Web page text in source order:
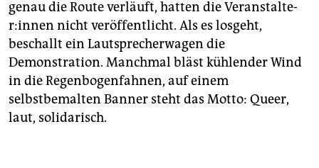
genau die Route verläuft, hatten die Ver­an­stal­te­
r:in­nen nicht veröffentlicht. Als es losgeht,
beschallt ein Lautsprecherwagen die
Demonstration. Manchmal bläst kühlender Wind
in die Regenbogenfahnen, auf einem
selbstbemalten Banner steht das Motto: Queer,
laut, solidarisch.